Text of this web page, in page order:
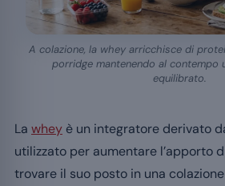
A colazione, la whey arricchisce di
porridge mantenendo al contempo
equilibrato.
La whey è un integratore derivato
utilizzato per aumentare l’apporto
trovare il suo posto in una